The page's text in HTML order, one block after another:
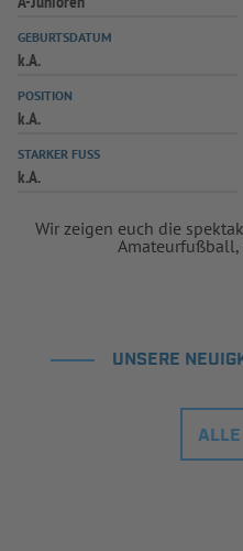
GEBURTSDATUM
k.A.
POSITION
k.A.
STARKER FUSS
k.A.
Wir zeigen euch die
UNSERE